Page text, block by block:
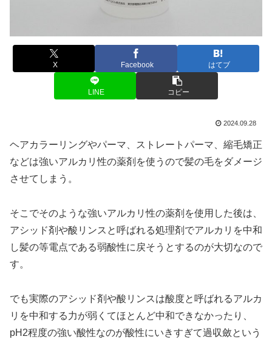
X Facebook はてブ
LINE コピー
2024.09.28
ヘアカラーリングやパーマ、ストレートパーマ、縮毛矯正
などは強いアルカリ性の薬剤を使うので髪の毛をダメージ
させてしまう。
そこでそのような強いアルカリ性の薬剤を使用した後は、
アシッド剤や酸リンスと呼ばれる処理剤でアルカリを中和
し髪の等電点である弱酸性に戻そうとするのが大切なので
す。
でも実際のアシッド剤や酸リンスは酸度と呼ばれるアルカ
リを中和する力が弱くてほとんど中和できなかったり、
pH2程度の強い酸性なのが酸性にいきすぎて過収斂という